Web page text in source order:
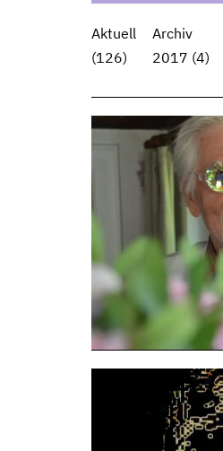
Aktuell
(126)
Archiv
2017 (4)